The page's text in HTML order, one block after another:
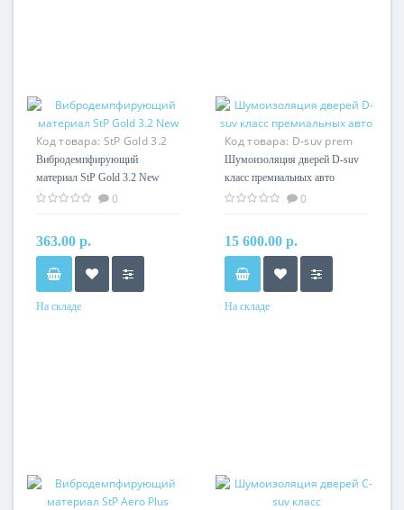
Код товара: StP Gold 3.2
New
Вибродемпфирующий
материал StP Gold 3.2 New
0
363.00 р.
На складе
Код товара: D-suv prem
class двери
Шумоизоляция дверей D-suv
класс премиальных авто
0
15 600.00 р.
На складе